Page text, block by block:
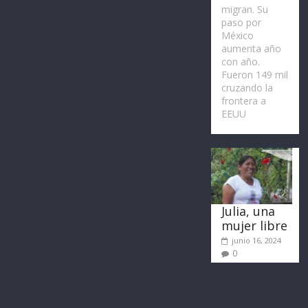
migran. Su
paso por
México
aumenta año
con año.
Fueron 149 mil
cruzando la
frontera a
EEUU
Julia, una
mujer libre
junio 16, 2024
0